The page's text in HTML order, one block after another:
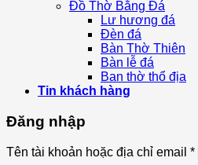
Đồ Thờ Bằng Đá
Lư hương đá
Đèn đá
Bàn Thờ Thiên
Bàn lễ đá
Ban thờ thổ địa
Tin khách hàng
Đăng nhập
Tên tài khoản hoặc địa chỉ email *